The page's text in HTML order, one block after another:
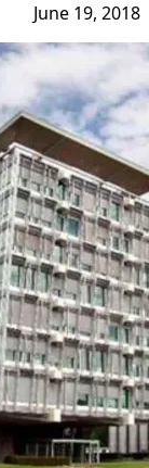
June 19, 2018